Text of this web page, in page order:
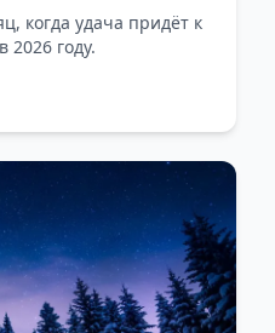
когда удача придёт к
2026 году.